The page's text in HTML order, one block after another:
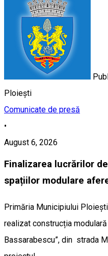
Ploiești
Comunicate de presă
•
August 6, 2026
Finalizarea lucrărilor
spațiilor modulare
Primăria Municipiului
realizat construcția modulară
Bassarabescu”, din strada